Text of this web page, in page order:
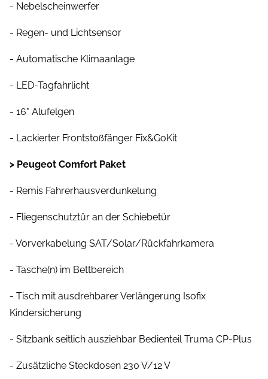
- Nebelscheinwerfer
- Regen- und Lichtsensor
- Automatische Klimaanlage
- LED-Tagfahrlicht
- 16" Alufelgen
- Lackierter Frontstoßfänger Fix&GoKit
> Peugeot Comfort Paket
- Remis Fahrerhausverdunkelung
- Fliegenschutztür an der Schiebetür
- Vorverkabelung SAT/Solar/Rückfahrkamera
- Tasche(n) im Bettbereich
- Tisch mit ausdrehbarer Verlängerung Isofix
Kindersicherung
- Sitzbank seitlich ausziehbar Bedienteil Truma CP-Plus
- Zusätzliche Steckdosen 230 V/12 V